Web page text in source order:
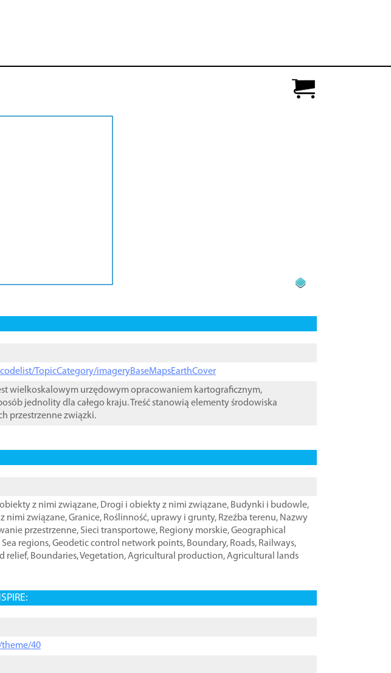
TopicCategory/imageryBaseMapsEarthCover
wielkoskalowym urzędowym opracowaniem kartograficznym,
jednolity dla całego kraju. Treść stanowią elementy środowiska
przestrzenne związki.
z nimi związane, Drogi i obiekty z nimi związane, Budynki i budowle,
nimi związane,Granice, Roślinność, uprawy i grunty, Rzeźba terenu, Nazwy
przestrzenne, Sieci transportowe, Regiony morskie,Geographical
Sea regions,Geodetic control network points, Boundary, Roads, Railways,
relief, Boundaries,Vegetation,Agricultural production,Agricultural lands
40